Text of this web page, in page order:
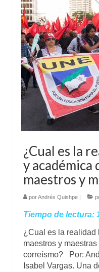
¿Cual es la
y académica
maestros y
porAndrés Quishpe |
Tiempo de lectura:
¿Cual es la realidad
maestros y
correísmo? Por:
Isabel Vargas. Una